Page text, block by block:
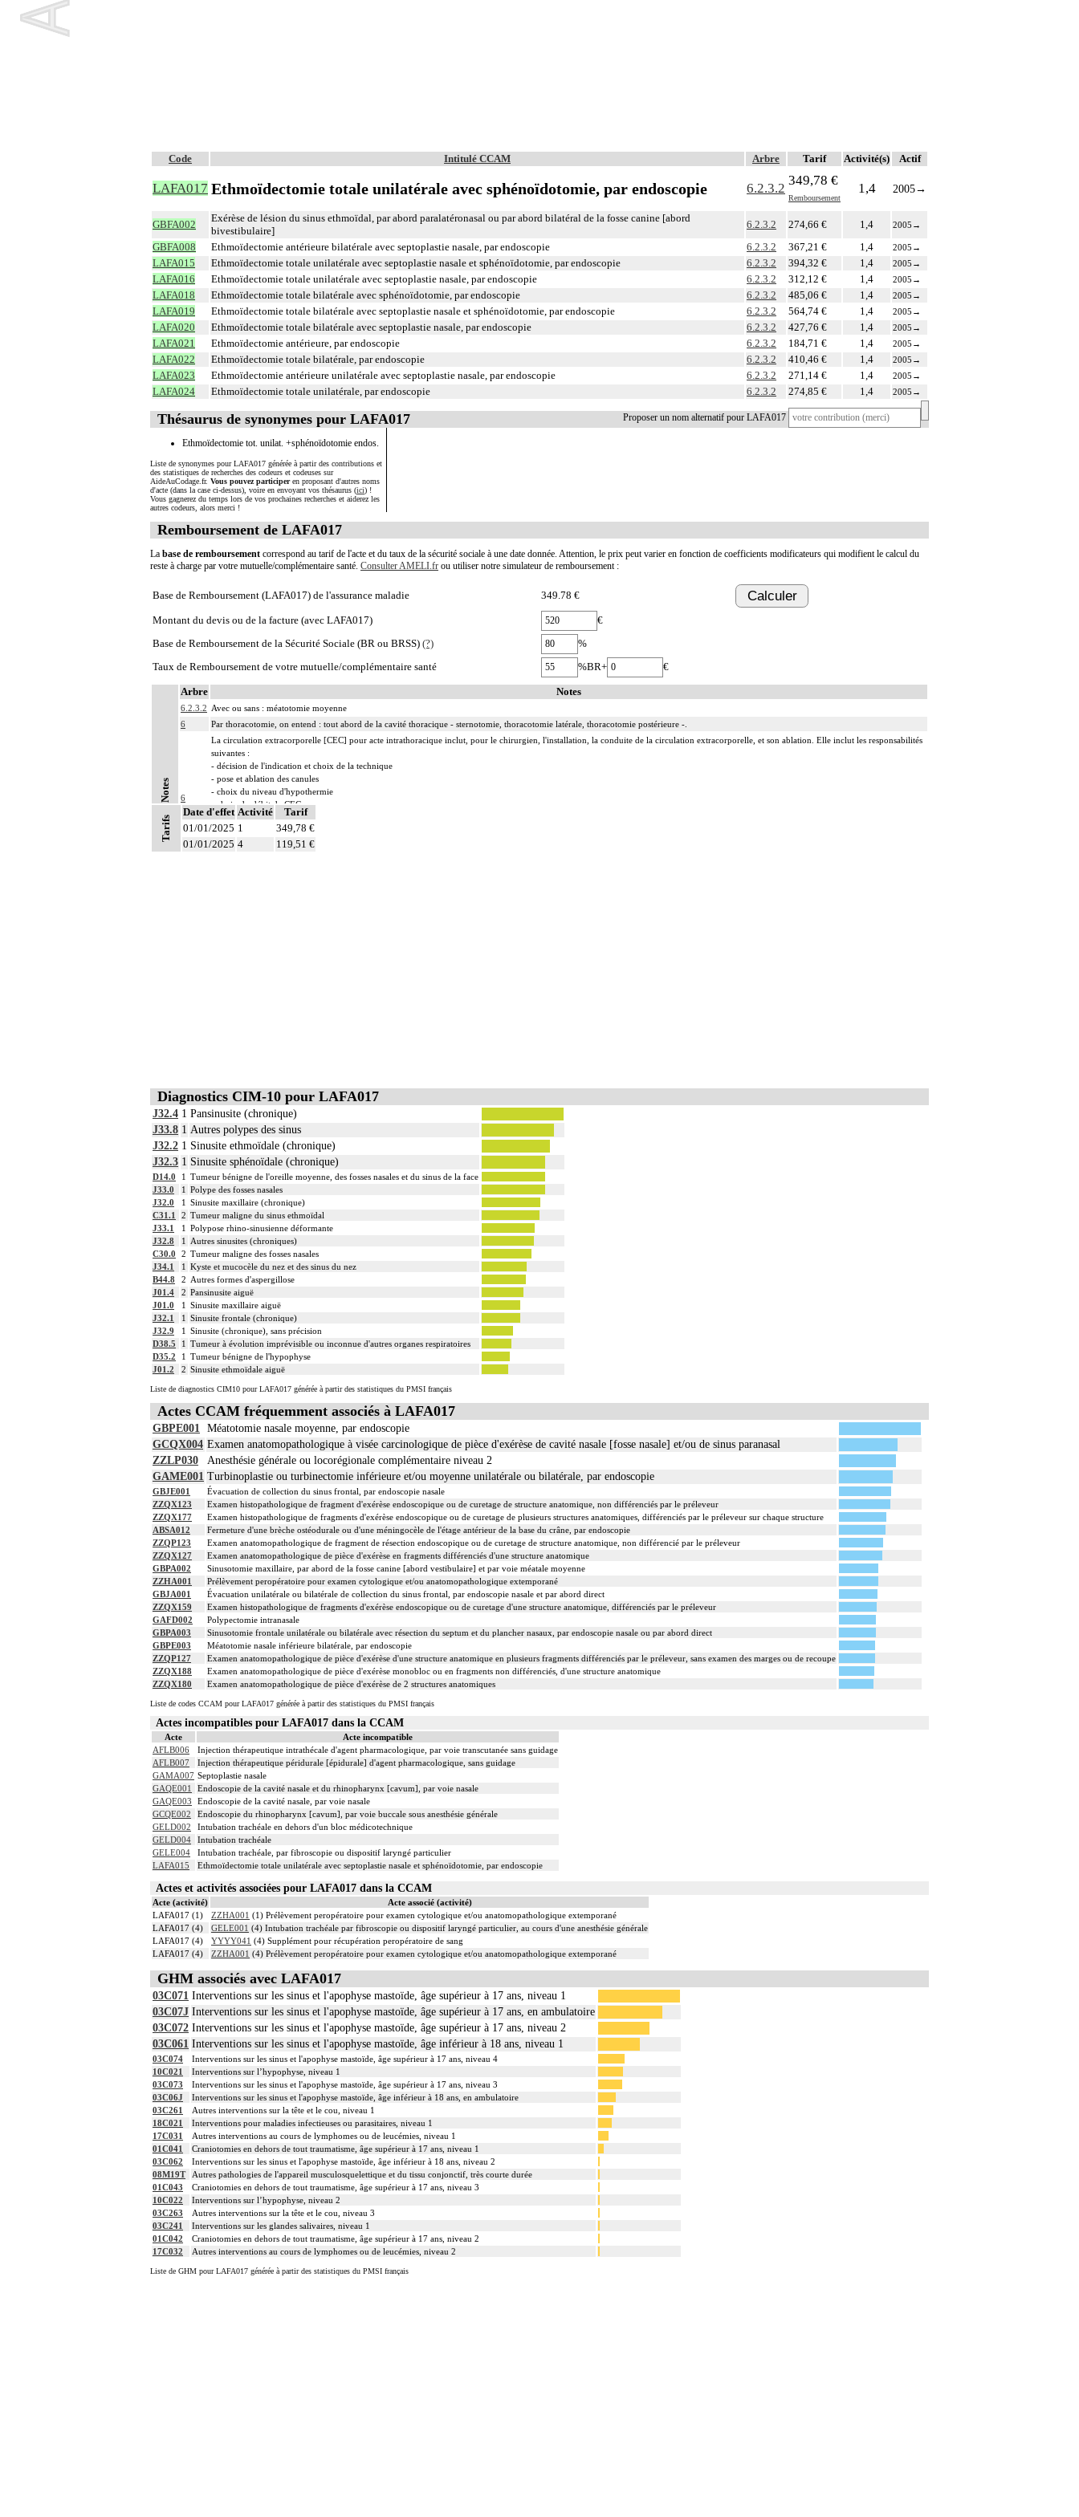
Code Intitulé CCAM Arbre Tarif Activité(s) Actif
LAFA017 Ethmoïdectomie totale unilatérale avec sphénoïdotomie, par endoscopie 6.2.3.2
349,78 €
Remboursement
1,4 2005→
GBFA002
Exérèse de lésion du sinus ethmoïdal, par abord paralatéronasal ou par abord bilatéral de la fosse canine [abord
bivestibulaire]
6.2.3.2 274,66 € 1,4 2005 →
GBFA008 Ethmoïdectomie antérieure bilatérale avec septoplastie nasale, par endoscopie 6.2.3.2 367,21 € 1,4 2005 →
LAFA015 Ethmoïdectomie totale unilatérale avec septoplastie nasale et sphénoïdotomie, par endoscopie 6.2.3.2 394,32 € 1,4 2005 →
LAFA016 Ethmoïdectomie totale unilatérale avec septoplastie nasale, par endoscopie 6.2.3.2 312,12 € 1,4 2005 →
LAFA018 Ethmoïdectomie totale bilatérale avec sphénoïdotomie, par endoscopie 6.2.3.2 485,06 € 1,4 2005 →
LAFA019 Ethmoïdectomie totale bilatérale avec septoplastie nasale et sphénoïdotomie, par endoscopie 6.2.3.2 564,74 € 1,4 2005 →
LAFA020 Ethmoïdectomie totale bilatérale avec septoplastie nasale, par endoscopie 6.2.3.2 427,76 € 1,4 2005 →
LAFA021 Ethmoïdectomie antérieure, par endoscopie 6.2.3.2 184,71 € 1,4 2005 →
LAFA022 Ethmoïdectomie totale bilatérale, par endoscopie 6.2.3.2 410,46 € 1,4 2005 →
LAFA023 Ethmoïdectomie antérieure unilatérale avec septoplastie nasale, par endoscopie 6.2.3.2 271,14 € 1,4 2005 →
LAFA024 Ethmoïdectomie totale unilatérale, par endoscopie 6.2.3.2 274,85 € 1,4 2005 →
Proposer un nom alternatif pour LAFA017
Thésaurus de synonymes pour LAFA017
Ethmoïdectomie tot. unilat. +sphénoïdotomie endos.
Liste de synonymes pour LAFA017 générée à partir des contributions et
des statistiques de recherches des codeurs et codeuses sur
AideAuCodage.fr. Vous pouvez participeren proposant d'autres noms
d'acte (dans la case ci-dessus), voire en envoyant vos thésaurus (ici) !
Vous gagnerez du temps lors de vos prochaines recherches et aiderez les
autres codeurs, alors merci !
Remboursement de LAFA017
La base de remboursement correspond au tarif de l'acte et du taux de la sécurité sociale à une date donnée. Attention, le prix peut varier en fonction de coefficients modificateurs qui modifient le calcul du
reste à charge par votre mutuelle/complémentaire santé. Consulter AMELI.fr ou utiliser notre simulateur de remboursement :
Base de Remboursement (LAFA017) de l'assurance maladie 349.78 € Calculer
Montant du devis ou de la facture (avec LAFA017)
€
Base de Remboursement de la Sécurité Sociale (BR ou BRSS) (?)
%
Taux de Remboursement de votre mutuelle/complémentaire santé
%BR+ €
Notes
Arbre Notes
6.2.3.2 Avec ou sans : méatotomie moyenne
6
Par thoracotomie, on entend : tout abord de la cavité thoracique - sternotomie, thoracotomie latérale, thoracotomie postérieure -.
6
La circulation extracorporelle [CEC] pour acte intrathoracique inclut, pour le chirurgien, l'installation, la conduite de la circulation extracorporelle, et son ablation. Elle inclut les responsabilités
suivantes :
- décision de l'indication et choix de la technique
- pose et ablation des canules
- choix du niveau d'hypothermie
- choix du débit de CEC
- décision d'arrêt circulatoire
- définition des protocoles de remplissage
- décision de cardioplégie
Tarifs
Date d'effet Activité
Tarif
01/01/2025 1
349,78 €
01/01/2025 4 119,51 €
Diagnostics CIM-10 pour LAFA017
J32.4 1 Pansinusite (chronique)
J33.8 1 Autres polypes des sinus
J32.2 1 Sinusite ethmoïdale (chronique)
J32.3 1 Sinusite sphénoïdale (chronique)
D14.0 1 Tumeur bénigne de l'oreille moyenne, des fosses nasales et du sinus de la face
J33.0
1 Polype des fosses nasales
J32.0
1 Sinusite maxillaire (chronique)
C31.1
2 Tumeur maligne du sinus ethmoïdal
J33.1
1 Polypose rhino-sinusienne déformante
J32.8
1
Autres sinusites (chroniques)
C30.0
2 Tumeur maligne des fosses nasales
J34.1
1 Kyste et mucocèle du nez et des sinus du nez
B44.8
2 Autres formes d'aspergillose
J01.4
2 Pansinusite aiguë
J01.0
1 Sinusite maxillaire aiguë
J32.1
1 Sinusite frontale (chronique)
J32.9
1 Sinusite (chronique), sans précision
D38.5
1 Tumeur à évolution imprévisible ou inconnue d'autres organes respiratoires
D35.2
1 Tumeur bénigne de l'hypophyse
J01.2
2 Sinusite ethmoïdale aiguë
Liste de diagnostics CIM10 pour LAFA017 générée à partir des statistiques du PMSI français
Actes CCAM fréquemment associés à LAFA017
GBPE001 Méatotomie nasale moyenne, par endoscopie
GCQX004 Examen anatomopathologique à visée carcinologique de pièce d'exérèse de cavité nasale [fosse nasale] et/ou de sinus paranasal
ZZLP030
Anesthésie générale ou locorégionale complémentaire niveau 2
GAME001 Turbinoplastie ou turbinectomie inférieure et/ou moyenne unilatérale ou bilatérale, par endoscopie
GBJE001
Évacuation de collection du sinus frontal, par endoscopie nasale
ZZQX123
Examen histopathologique de fragment d'exérèse endoscopique ou de curetage de structure anatomique, non différenciés par le préleveur
ZZQX177
Examen histopathologique de fragments d'exérèse endoscopique ou de curetage de plusieurs structures anatomiques, différenciés par le préleveur sur chaque structure
ABSA012
Fermeture d'une brèche ostéodurale ou d'une méningocèle de l'étage antérieur de la base du crâne, par endoscopie
ZZQP123
Examen anatomopathologique de fragment de résection endoscopique ou de curetage de structure anatomique, non différencié par le préleveur
ZZQX127
Examen anatomopathologique de pièce d'exérèse en fragments différenciés d'une structure anatomique
GBPA002
Sinusotomie maxillaire, par abord de la fosse canine [abord vestibulaire] et par voie méatale moyenne
ZZHA001
Prélèvement peropératoire pour examen cytologique et/ou anatomopathologique extemporané
GBJA001
Évacuation unilatérale ou bilatérale de collection du sinus frontal, par endoscopie nasale et par abord direct
ZZQX159
Examen histopathologique de fragments d'exérèse endoscopique ou de curetage d'une structure anatomique, différenciés par le préleveur
GAFD002
Polypectomie intranasale
GBPA003
Sinusotomie frontale unilatérale ou bilatérale avec résection du septum et du plancher nasaux, par endoscopie nasale ou par abord direct
GBPE003
Méatotomie nasale inférieure bilatérale, par endoscopie
ZZQP127
Examen anatomopathologique de pièce d'exérèse d'une structure anatomique en plusieurs fragments différenciés par le préleveur, sans examen des marges ou de recoupe
ZZQX188
Examen anatomopathologique de pièce d'exérèse monobloc ou en fragments non différenciés, d'une structure anatomique
ZZQX180
Examen anatomopathologique de pièce d'exérèse de 2 structures anatomiques
Liste de codes CCAM pour LAFA017 générée à partir des statistiques du PMSI français
Actes incompatibles pour LAFA017 dans la CCAM
Acte
Acte incompatible
AFLB006
Injection thérapeutique intrathécale d'agent pharmacologique, par voie transcutanée sans guidage
AFLB007
Injection thérapeutique péridurale [épidurale] d'agent pharmacologique, sans guidage
GAMA007 Septoplastie nasale
GAQE001
Endoscopie de la cavité nasale et du rhinopharynx [cavum], par voie nasale
GAQE003
Endoscopie de la cavité nasale, par voie nasale
GCQE002
Endoscopie du rhinopharynx [cavum], par voie buccale sous anesthésie générale
GELD002
Intubation trachéale en dehors d'un bloc médicotechnique
GELD004
Intubation trachéale
GELE004
Intubation trachéale, par fibroscopie ou dispositif laryngé particulier
LAFA015
Ethmoïdectomie totale unilatérale avec septoplastie nasale et sphénoïdotomie, par endoscopie
Actes et activités associées pour LAFA017 dans la CCAM
Acte (activité)
Acte associé (activité)
LAFA017 (1)
ZZHA001 (1) Prélèvement peropératoire pour examen cytologique et/ou anatomopathologique extemporané
LAFA017 (4)
GELE001 (4) Intubation trachéale par fibroscopie ou dispositif laryngé particulier, au cours d'une anesthésie générale
LAFA017 (4)
YYYY041 (4) Supplément pour récupération peropératoire de sang
LAFA017 (4)
ZZHA001 (4) Prélèvement peropératoire pour examen cytologique et/ou anatomopathologique extemporané
GHM associés avec LAFA017
03C071 Interventions sur les sinus et l'apophyse mastoïde, âge supérieur à 17 ans, niveau 1
03C07J Interventions sur les sinus et l'apophyse mastoïde, âge supérieur à 17 ans, en ambulatoire
03C072 Interventions sur les sinus et l'apophyse mastoïde, âge supérieur à 17 ans, niveau 2
03C061 Interventions sur les sinus et l'apophyse mastoïde, âge inférieur à 18 ans, niveau 1
03C074
Interventions sur les sinus et l'apophyse mastoïde, âge supérieur à 17 ans, niveau 4
10C021
Interventions sur l’hypophyse, niveau 1
03C073
Interventions sur les sinus et l'apophyse mastoïde, âge supérieur à 17 ans, niveau 3
03C06J
Interventions sur les sinus et l'apophyse mastoïde, âge inférieur à 18 ans, en ambulatoire
03C261
Autres interventions sur la tête et le cou, niveau 1
18C021
Interventions pour maladies infectieuses ou parasitaires, niveau 1
17C031
Autres interventions au cours de lymphomes ou de leucémies, niveau 1
01C041
Craniotomies en dehors de tout traumatisme, âge supérieur à 17 ans, niveau 1
03C062
Interventions sur les sinus et l'apophyse mastoïde, âge inférieur à 18 ans, niveau 2
08M19T
Autres pathologies de l'appareil musculosquelettique et du tissu conjonctif, très courte durée
01C043
Craniotomies en dehors de tout traumatisme, âge supérieur à 17 ans, niveau 3
10C022
Interventions sur l’hypophyse, niveau 2
03C263
Autres interventions sur la tête et le cou, niveau 3
03C241
Interventions sur les glandes salivaires, niveau 1
01C042
Craniotomies en dehors de tout traumatisme, âge supérieur à 17 ans, niveau 2
17C032
Autres interventions au cours de lymphomes ou de leucémies, niveau 2
Liste de GHM pour LAFA017 générée à partir des statistiques du PMSI français